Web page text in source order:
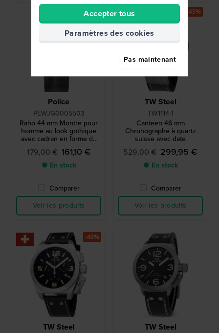
Police
PEWJG0005503
Raho 44 mm Montre pour
homme au look gothique
avec cadran en forme de
crâne gaufré
179,00 € 161,10 €
● En stock
Comparer
Voir les produits
TW Steel
TW1114-1
Canteen 46 mm
Chronographe à quartz
suisse avec date
529,00 € 299,95 €
● En stock
Comparer
Voir les produits
-45%
TW Steel
-40%
TW Steel
Accepter tous
Paramètres des cookies
Pas maintenant